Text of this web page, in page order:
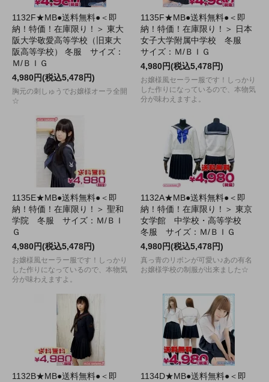
1132F★MB●送料無料●＜即
納！特価！在庫限り！＞ 東大
阪大学敬愛高等学校（旧東大
阪高等学校） 冬服 サイズ：
Ｍ/ＢＩＧ
4,980円(税込5,478円)
胸元の刺しゅうでお嬢様オーラ全開
☆
1135F★MB●送料無料●＜即
納！特価！在庫限り！＞ 日本
女子大学附属中学校 冬服
サイズ：Ｍ/ＢＩＧ
4,980円(税込5,478円)
お嬢様風セーラー服です！しっかり
した作りになっているので、本物気
分が味わえますよ。
1135E★MB●送料無料●＜即
納！特価！在庫限り！＞ 聖和
学院 冬服 サイズ：Ｍ/ＢＩ
Ｇ
4,980円(税込5,478円)
お嬢様風セーラー服です！しっかり
した作りになっているので、本物気
分が味わえますよ。
1132A★MB●送料無料●＜即
納！特価！在庫限り！＞ 東京
女学館 中学校・高等学校
冬服 サイズ：Ｍ/ＢＩＧ
4,980円(税込5,478円)
真っ青のリボンが可愛い♪あの有名
お嬢様学校の制服が出来ました☆
1132B★MB●送料無料●＜即
1134D★MB●送料無料●＜即